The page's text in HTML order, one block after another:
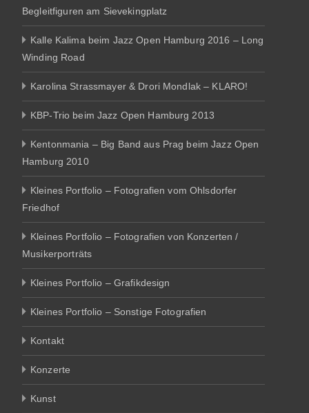
Begleitfiguren am Sievekingplatz
Kalle Kalima beim Jazz Open Hamburg 2016 – Long
Winding Road
Karolina Strassmayer & Drori Mondlak – KLARO!
KBP-Trio beim Jazz Open Hamburg 2013
Kentonmania – Big Band aus Prag beim Jazz Open
Hamburg 2010
Kleines Portfolio – Fotografien vom Ohlsdorfer
Friedhof
Kleines Portfolio – Fotografien von Konzerten /
Musikerporträts
Kleines Portfolio – Grafikdesign
Kleines Portfolio – Sonstige Fotografien
Kontakt
Konzerte
Kunst